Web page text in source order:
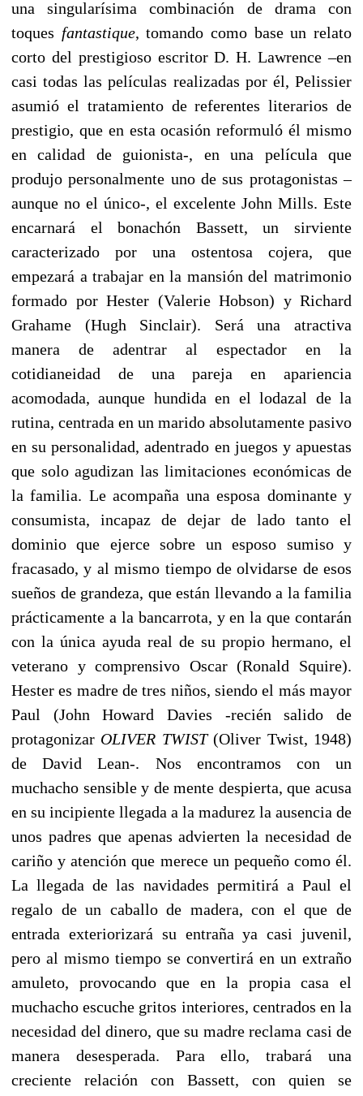
una singularísima combinación de drama con
toques fantastique, tomando como base un relato
corto del prestigioso escritor D. H. Lawrence –en
casi todas las películas realizadas por él, Pelissier
asumió el tratamiento de referentes literarios de
prestigio, que en esta ocasión reformuló él mismo
en calidad de guionista-, en una película que
produjo personalmente uno de sus protagonistas –
aunque no el único-, el excelente John Mills. Este
encarnará el bonachón Bassett, un sirviente
caracterizado por una ostentosa cojera, que
empezará a trabajar en la mansión del matrimonio
formado por Hester (Valerie Hobson) y Richard
Grahame (Hugh Sinclair). Será una atractiva
manera de adentrar al espectador en la
cotidianeidad de una pareja en apariencia
acomodada, aunque hundida en el lodazal de la
rutina, centrada en un marido absolutamente pasivo
en su personalidad, adentrado en juegos y apuestas
que solo agudizan las limitaciones económicas de
la familia. Le acompaña una esposa dominante y
consumista, incapaz de dejar de lado tanto el
dominio que ejerce sobre un esposo sumiso y
fracasado, y al mismo tiempo de olvidarse de esos
sueños de grandeza, que están llevando a la familia
prácticamente a la bancarrota, y en la que contarán
con la única ayuda real de su propio hermano, el
veterano y comprensivo Oscar (Ronald Squire).
Hester es madre de tres niños, siendo el más mayor
Paul (John Howard Davies -recién salido de
protagonizar OLIVER TWIST(Oliver Twist, 1948)
de David Lean-. Nos encontramos con un
muchacho sensible y de mente despierta, que acusa
en su incipiente llegada a la madurez la ausencia de
unos padres que apenas advierten la necesidad de
cariño y atención que merece un pequeño como él.
La llegada de las navidades permitirá a Paul el
regalo de un caballo de madera, con el que de
entrada exteriorizará su entraña ya casi juvenil,
pero al mismo tiempo se convertirá en un extraño
amuleto, provocando que en la propia casa el
muchacho escuche gritos interiores, centrados en la
necesidad del dinero, que su madre reclama casi de
manera desesperada. Para ello, trabará una
creciente relación con Bassett, con quien se